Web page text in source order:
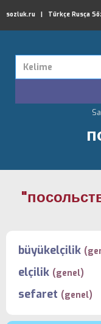
sozluk.ru | Türkçe Rusça
büyükelçilik
elçilik (genel)
sefaret (genel)